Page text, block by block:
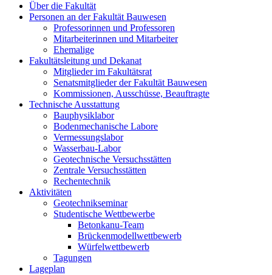
Über die Fakultät
Personen an der Fakultät Bauwesen
Professorinnen und Professoren
Mitarbeiterinnen und Mitarbeiter
Ehemalige
Fakultätsleitung und Dekanat
Mitglieder im Fakultätsrat
Senatsmitglieder der Fakultät Bauwesen
Kommissionen, Ausschüsse, Beauftragte
Technische Ausstattung
Bauphysiklabor
Bodenmechanische Labore
Vermessungslabor
Wasserbau-Labor
Geotechnische Versuchsstätten
Zentrale Versuchsstätten
Rechentechnik
Aktivitäten
Geotechnikseminar
Studentische Wettbewerbe
Betonkanu-Team
Brückenmodellwettbewerb
Würfelwettbewerb
Tagungen
Lageplan